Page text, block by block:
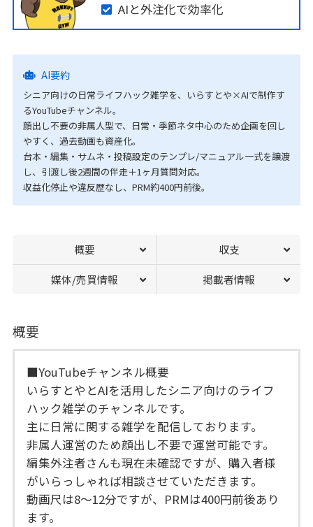
AIと外注化で効率化
AI要約
シニア向けの日常ライフハック雑学を、いらすとや×AIで制作す
るYouTubeチャンネル。
顔出し不要の非属人型で、日常・季節ネタ中心のため企画を回し
やすく、過去動画も資産化。
台本・編集・サムネ・投稿設定のテンプレ/マニュアル一式を譲渡
し、引渡し後2週間の伴走＋1ヶ月質問対応。
収益化停止や違反歴なし、PRM約400円前後。
概要 収支
媒体/売買情報 掲載者情報
概要
■YouTubeチャンネル概要
いらすとやとAIを活用したシニア向けのライフ
ハック雑学のチャンネルです。
主に日常に関する雑学を配信しております。
非属人運営のため顔出し不要で運営可能です。
編集外注者さんも現在未確認ですが、購入者様
がいらっしゃれば相談させていただきます。
動画尺は8〜12分ですが、PRMは400円前後あり
ます。